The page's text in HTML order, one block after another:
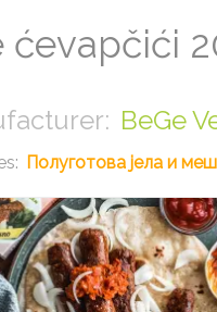
ćevapčići
BeGe
Полуготова јела и